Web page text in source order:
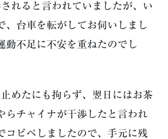
れると言われていましたが、い
、台車を転がしてお伺いしまし
動不足に不安を重ねたのでし
めたにも拘らず、翌日にはお茶
らチャイナが干渉したと言われ
コピペしましたので、手元に残